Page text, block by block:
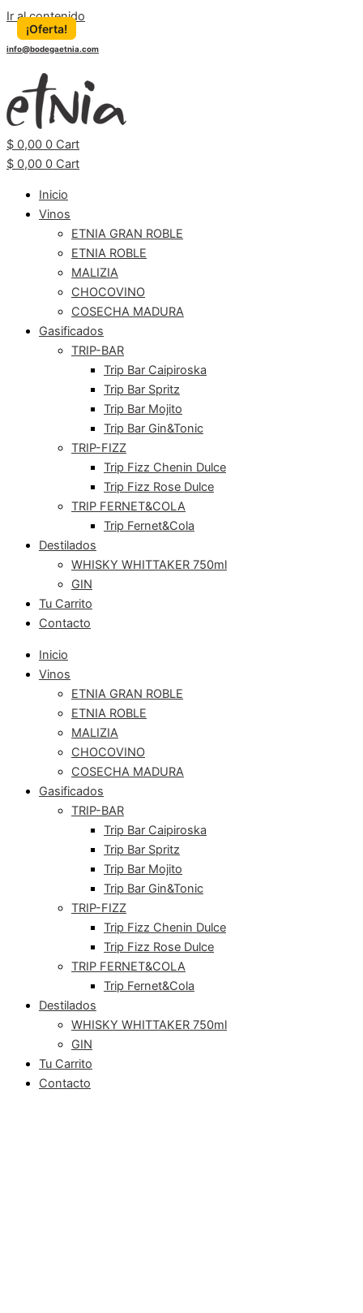
Ir al contenido
info@bodegaetnia.com
$ 0,00 0 Cart
$ 0,00 0 Cart
Inicio
Vinos
ETNIA GRAN ROBLE
ETNIA ROBLE
MALIZIA
CHOCOVINO
COSECHA MADURA
Gasificados
TRIP-BAR
Trip Bar Caipiroska
Trip Bar Spritz
Trip Bar Mojito
Trip Bar Gin&Tonic
TRIP-FIZZ
Trip Fizz Chenin Dulce
Trip Fizz Rose Dulce
TRIP FERNET&COLA
Trip Fernet&Cola
Destilados
WHISKY WHITTAKER 750ml
GIN
Tu Carrito
Contacto
Inicio
Vinos
ETNIA GRAN ROBLE
ETNIA ROBLE
MALIZIA
CHOCOVINO
COSECHA MADURA
Gasificados
TRIP-BAR
Trip Bar Caipiroska
Trip Bar Spritz
Trip Bar Mojito
Trip Bar Gin&Tonic
TRIP-FIZZ
Trip Fizz Chenin Dulce
Trip Fizz Rose Dulce
TRIP FERNET&COLA
Trip Fernet&Cola
Destilados
WHISKY WHITTAKER 750ml
GIN
Tu Carrito
Contacto
¡Oferta!
¡Oferta!